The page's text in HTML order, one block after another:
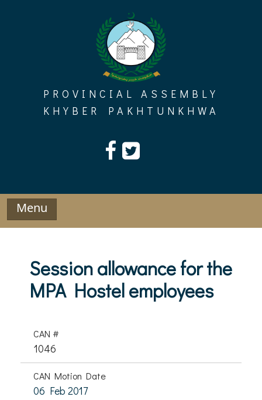
PROVINCIAL ASSEMBLY
KHYBER PAKHTUNKHWA
Menu
Session allowance for the
MPA Hostel employees
CAN #
1046
CAN Motion Date
06 Feb 2017